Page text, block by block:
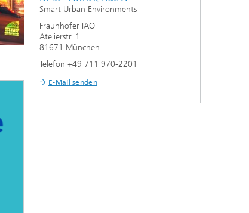
Smart Urban Environments
Fraunhofer IAO
Atelierstr. 1
81671 München
Telefon +49 711 970-2201
E-Mail senden